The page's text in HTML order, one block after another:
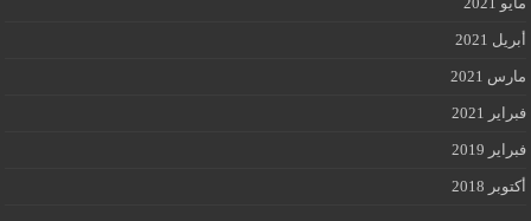
أبريل 2021
مارس 2021
فبراير 2021
فبراير 2019
أكتوبر 2018